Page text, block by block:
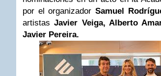
por el organizador Samuel
artistasJavier Veiga, Alberto
Javier Pereira.